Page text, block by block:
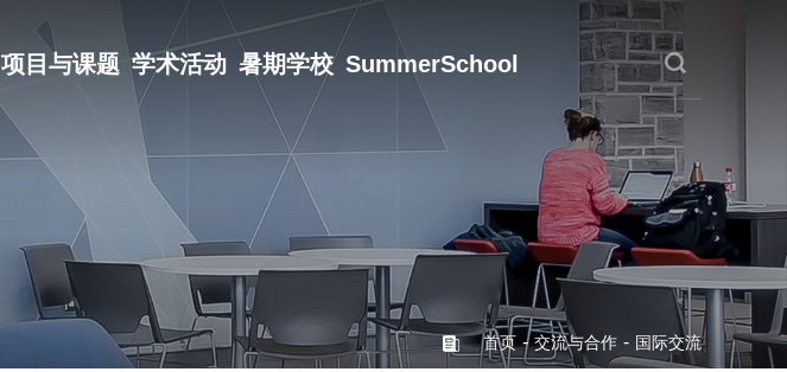
项目与课题 学术活动 暑期学校 SummerSchool
首页 - 交流与合作 - 国际交流